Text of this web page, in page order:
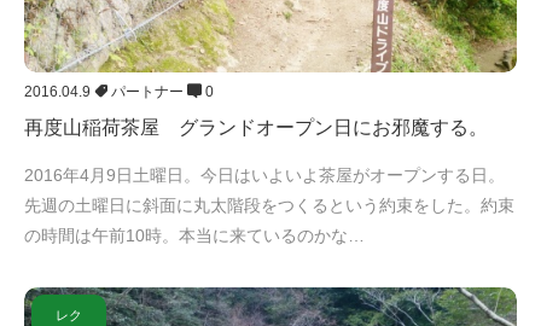
2016.04.9 パートナー 0
再度山稲荷茶屋 グランドオープン日にお邪魔する。
2016年4月9日土曜日。今日はいよいよ茶屋がオープンする日。
先週の土曜日に斜面に丸太階段をつくるという約束をした。約束
の時間は午前10時。本当に来ているのかな…
レク